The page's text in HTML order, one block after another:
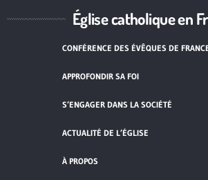
Église catholique en
CONFÉRENCE DES ÉVÊQUES DE
APPROFONDIR SA FOI
S’ENGAGER DANS LA SOCIÉTÉ
ACTUALITÉ DE L’ÉGLISE
À PROPOS